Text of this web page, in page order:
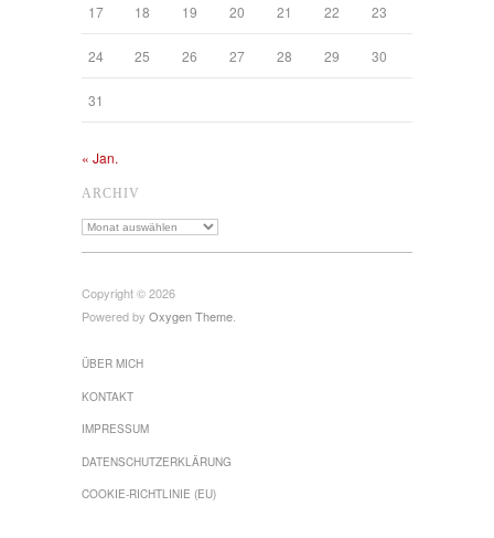
17 18 19 20 21 22 23
24 25 26 27 28 29 30
31
« Jan.
ARCHIV
Archiv
Copyright © 2026
Powered by Oxygen Theme.
ÜBER MICH
KONTAKT
IMPRESSUM
DATENSCHUTZ­ERKLÄRUNG
COOKIE-RICHTLINIE (EU)